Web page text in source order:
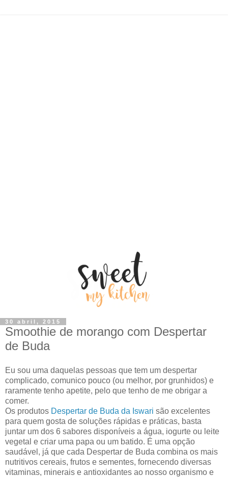
30 abril, 2015
Smoothie de morango com Despertar
de Buda
Eu sou uma daquelas pessoas que tem um despertar
complicado, comunico pouco (ou melhor, por grunhidos) e
raramente tenho apetite, pelo que tenho de me obrigar a
comer.
Os produtos Despertar de Buda da Iswari são excelentes
para quem gosta de soluções rápidas e práticas, basta
juntar um dos 6 sabores disponíveis a água, iogurte ou leite
vegetal e criar uma papa ou um batido. É uma opção
saudável, já que cada Despertar de Buda combina os mais
nutritivos cereais, frutos e sementes, fornecendo diversas
vitaminas, minerais e antioxidantes ao nosso organismo e